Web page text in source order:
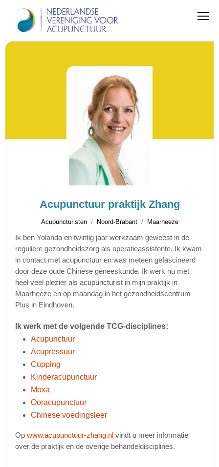
Acupunctuur praktijk Zhang
Acupuncturisten Noord-Brabant Maarheeze
Ik ben Yolanda en twintig jaar werkzaam geweest in de
reguliere gezondheidszorg als operatieassistente. Ik kwam
in contact met acupunctuur en was meteen gefascineerd
door deze oude Chinese geneeskunde. Ik werk nu met
heel veel plezier als acupuncturist in mijn praktijk in
Maarheeze en op maandag in het gezondheidscentrum
Plus in Eindhoven.
Ik werk met de volgende TCG-disciplines:
Acupunctuur
Acupressuur
Cupping
Kinderacupunctuur
Moxa
Ooracupunctuur
Chinese voedingsleer
Opwww.acupunctuur-zhang.nl vindt u meer informatie
over de praktijk en de overige behandeldisciplines.